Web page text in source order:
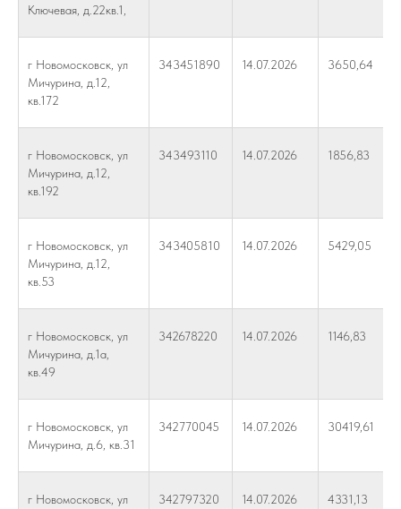
Ключевая, д.22кв.1,
г Новомосковск, ул
Мичурина, д.12,
кв.172
343451890 14.07.2026 3650,64
г Новомосковск, ул
Мичурина, д.12,
кв.192
343493110 14.07.2026 1856,83
г Новомосковск, ул
Мичурина, д.12,
кв.53
343405810 14.07.2026 5429,05
г Новомосковск, ул
Мичурина, д.1а,
кв.49
342678220 14.07.2026 1146,83
г Новомосковск, ул
Мичурина, д.6, кв.31
342770045 14.07.2026 30419,61
г Новомосковск, ул
342797320 14.07.2026 4331,13